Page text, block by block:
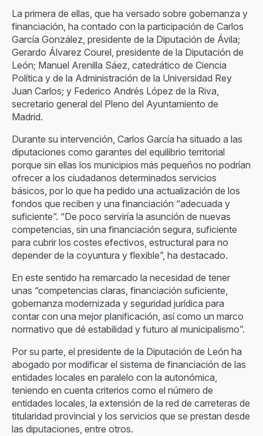
La primera de ellas, que ha versado sobre gobernanza y
financiación, ha contado con la participación de Carlos
García González, presidente de la Diputación de Ávila;
Gerardo Álvarez Courel, presidente de la Diputación de
León; Manuel Arenilla Sáez, catedrático de Ciencia
Política y de la Administración de la Universidad Rey
Juan Carlos; y Federico Andrés López de la Riva,
secretario general del Pleno del Ayuntamiento de
Madrid.
Durante su intervención, Carlos García ha situado a las
diputaciones como garantes del equilibrio territorial
porque sin ellas los municipios más pequeños no podrían
ofrecer a los ciudadanos determinados servicios
básicos, por lo que ha pedido una actualización de los
fondos que reciben y una financiación “adecuada y
suficiente”. “De poco serviría la asunción de nuevas
competencias, sin una financiación segura, suficiente
para cubrir los costes efectivos, estructural para no
depender de la coyuntura y flexible”, ha destacado.
En este sentido ha remarcado la necesidad de tener
unas “competencias claras, financiación suficiente,
gobernanza modernizada y seguridad jurídica para
contar con una mejor planificación, así como un marco
normativo que dé estabilidad y futuro al municipalismo”.
Por su parte, el presidente de la Diputación de León ha
abogado por modificar el sistema de financiación de las
entidades locales en paralelo con la autonómica,
teniendo en cuenta criterios como el número de
entidades locales, la extensión de la red de carreteras de
titularidad provincial y los servicios que se prestan desde
las diputaciones, entre otros.